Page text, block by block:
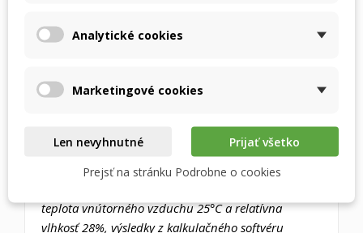
objemovom prietoku AV [m3/h] - výmenník
Parametre pre obdobie priemernej zimy v SR
pomer vnútorného/vonkajšieho vzduchu 1:1, teplota
teplota vnútorného vzduchu 25°C a relatívna
vlhkosť 28%, výsledky z kalkulačného softvéru
Analytické cookies
Marketingové cookies
Len nevyhnutné
Prijať všetko
Prejsť na stránku Podrobne o cookies